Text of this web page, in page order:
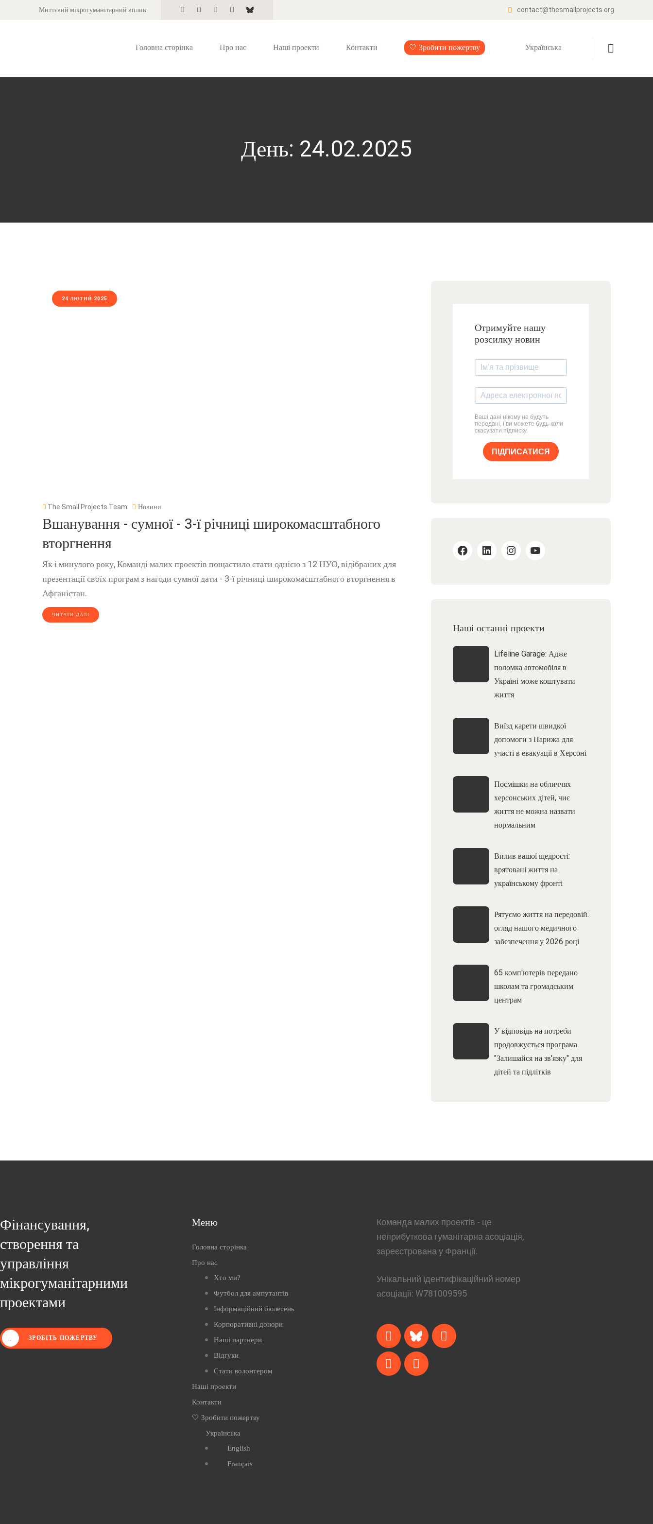
Миттєвий мікрогуманітарний вплив contact@thesmallprojects.org
Головна сторінка Про нас Наші проекти Контакти 🤍 Зробити пожертву Українська
День: 24.02.2025
24 ЛЮТИЙ 2025
The Small Projects Team Новини
Вшанування - сумної - 3-ї річниці широкомасштабного
вторгнення
Як і минулого року, Команді малих проектів пощастило стати однією з 12 НУО, відібраних для
презентації своїх програм з нагоди сумної дати - 3-ї річниці широкомасштабного вторгнення в
Афганістан.
ЧИТАТИ ДАЛІ
Отримуйте нашу
розсилку новин
Ваші дані нікому не будуть
передані, і ви можете будь-коли
скасувати підписку.
ПІДПИСАТИСЯ
Наші останні проекти
Lifeline Garage: Адже
поломка автомобіля в
Україні може коштувати
життя
Виїзд карети швидкої
допомоги з Парижа для
участі в евакуації в Херсоні
Посмішки на обличчях
херсонських дітей, чиє
життя не можна назвати
нормальним
Вплив вашої щедрості:
врятовані життя на
українському фронті
Рятуємо життя на передовій:
огляд нашого медичного
забезпечення у 2026 році
65 комп'ютерів передано
школам та громадським
центрам
У відповідь на потреби
продовжується програма
"Залишайся на зв'язку" для
дітей та підлітків
Фінансування,
створення та
управління
мікрогуманітарними
проектами
ЗРОБІТЬ ПОЖЕРТВУ
Меню
Головна сторінка
Про нас
Хто ми?
Футбол для ампутантів
Інформаційний бюлетень
Корпоративні донори
Наші партнери
Відгуки
Стати волонтером
Наші проекти
Контакти
🤍 Зробити пожертву
Українська
English
Français
Команда малих проектів - це
неприбуткова гуманітарна асоціація,
зареєстрована у Франції.
Унікальний ідентифікаційний номер
асоціації: W781009595